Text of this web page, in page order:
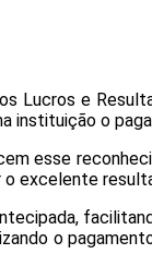
Lucros e
o
esse
excelente
o